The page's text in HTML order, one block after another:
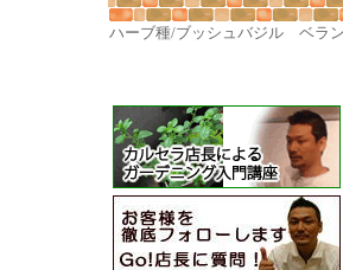
ハーブ種/ブッシュバジル ベラ